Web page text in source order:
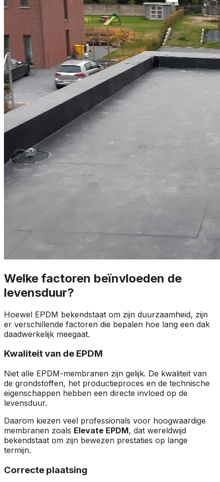
Welke factoren beïnvloeden de
levensduur?
Hoewel EPDM bekendstaat om zijn duurzaamheid, zijn
er verschillende factoren die bepalen hoe lang een dak
daadwerkelijk meegaat.
Kwaliteit van de EPDM
Niet alle EPDM-membranen zijn gelijk. De kwaliteit van
de grondstoffen, het productieproces en de technische
eigenschappen hebben een directe invloed op de
levensduur.
Daarom kiezen veel professionals voor hoogwaardige
membranen zoals Elevate EPDM, dat wereldwijd
bekendstaat om zijn bewezen prestaties op lange
termijn.
Correcte plaatsing